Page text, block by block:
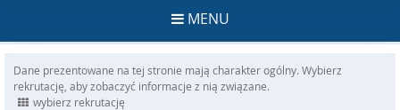
MENU
Dane prezentowane na tej stronie mają charakter ogólny. Wybierz
rekrutację, aby zobaczyć informacje z nią związane.
wybierz rekrutację